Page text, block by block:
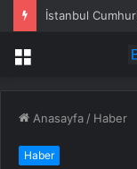
Menü
Anasayfa / Haber
Haber